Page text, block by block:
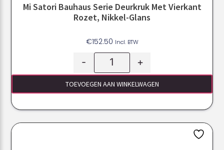
Mi Satori Bauhaus Serie Deurkruk Met Vierkant
Rozet, Nikkel-Glans
€152.50 Incl. BTW
- +
TOEVOEGEN AAN WINKELWAGEN